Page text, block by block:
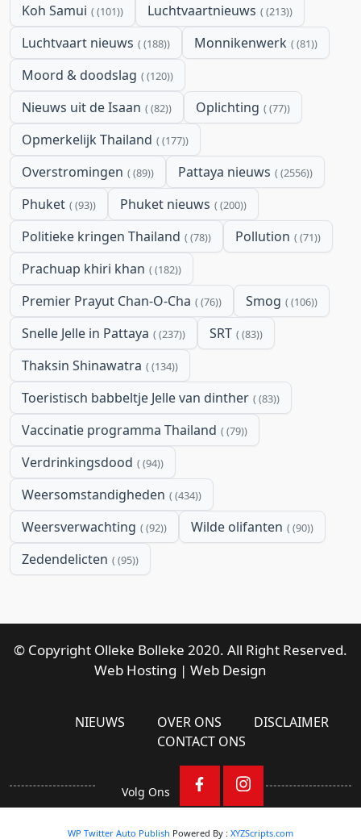
Koh Samui (101) Luchtvaartnieuws (213)
Luchtvaart nieuws (188) Monnikenwerk (81)
Moord & doodslag (120)
Nieuws uit de Isaan (82) Oplichting (77)
Opmerkelijk Thailand (177)
Overstromingen (89) Pattaya nieuws (2556)
Phuket (93) Phuket nieuws (200)
Politieke kringen Thailand (78) Pollution (71)
Prachuap khiri khan (182)
Premier Prayut Chan-O-Cha (76) Smog (106)
Snelle Jelle in Pattaya (237) SRT (83)
Thaksin Shinawatra (134)
Toeristisch babbeltje Jelle van dinther (83)
Vaccinatie programma Thailand (79)
Verdrinkingsdood (94)
Weersomstandigheden (434)
Weersverwachting (92) Wilde olifanten (90)
Zedendelicten (95)
© Copyright Olleke Bolleke 2020. All Right Reserved.
Web Hosting | Web Design
NIEUWS OVER ONS
DISCLAIMER
CONTACT ONS
Volg Ons
WP Twitter Auto Publish Powered By : XYZScripts.com